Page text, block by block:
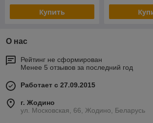
Купить
О нас
Рейтинг не сформирован
Менее 5 отзывов за последний год
Работает с 27.09.2015
г. Жодино
ул. Московская, 66, Жодино, Беларусь